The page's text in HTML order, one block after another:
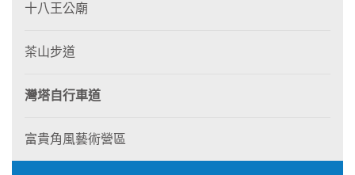
十八王公廟
茶山步道
灣塔自行車道
富貴角風藝術營區